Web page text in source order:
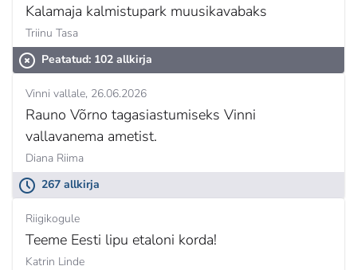
Kalamaja kalmistupark muusikavabaks
Triinu Tasa
Peatatud: 102 allkirja
Vinni vallale 26.06.2026
Rauno Võrno tagasiastumiseks Vinni
vallavanema ametist.
Diana Riima
267 allkirja
Riigikogule
Teeme Eesti lipu etaloni korda!
Katrin Linde